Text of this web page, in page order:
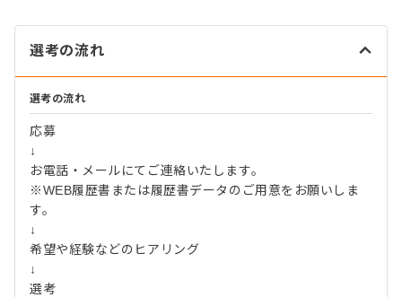
選考の流れ
選考の流れ
応募
↓
お電話・メールにてご連絡いたします。
※WEB履歴書または履歴書データのご用意をお願いしま
す。
↓
希望や経験などのヒアリング
↓
選考